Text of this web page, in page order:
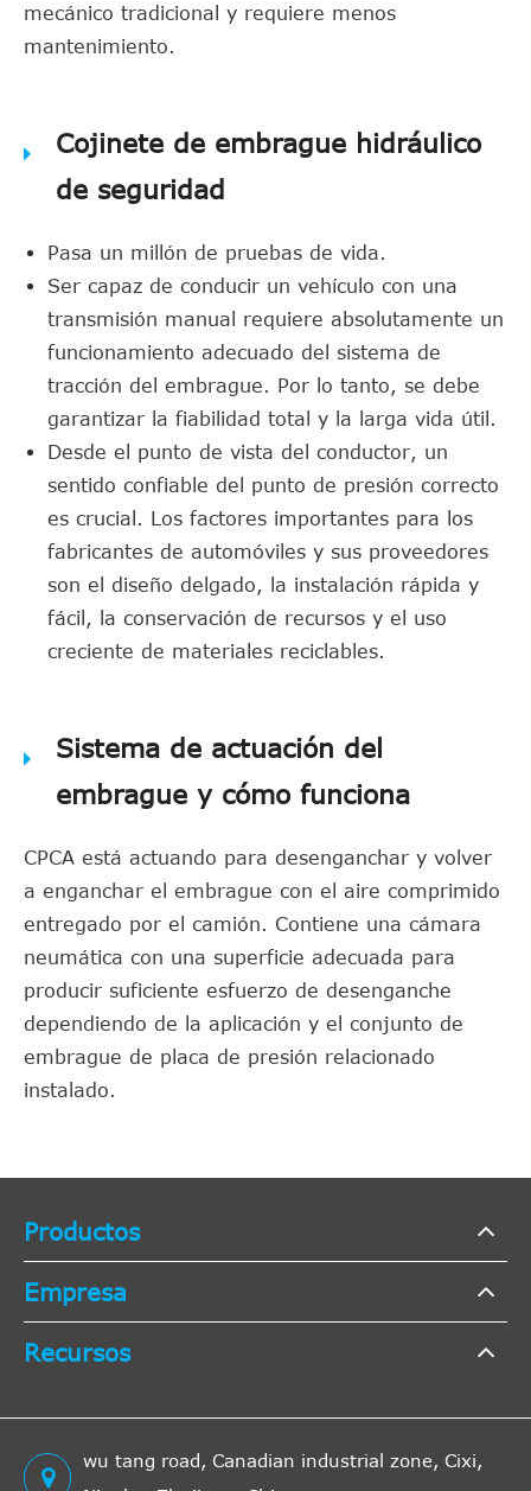
mecánico tradicional y requiere menos
mantenimiento.
Cojinete de embrague hidráulico
de seguridad
Pasa un millón de pruebas de vida.
Ser capaz de conducir un vehículo con una
transmisión manual requiere absolutamente un
funcionamiento adecuado del sistema de
tracción del embrague. Por lo tanto, se debe
garantizar la fiabilidad total y la larga vida útil.
Desde el punto de vista del conductor, un
sentido confiable del punto de presión correcto
es crucial. Los factores importantes para los
fabricantes de automóviles y sus proveedores
son el diseño delgado, la instalación rápida y
fácil, la conservación de recursos y el uso
creciente de materiales reciclables.
Sistema de actuación del
embrague y cómo funciona
CPCA está actuando para desenganchar y volver
a enganchar el embrague con el aire comprimido
entregado por el camión. Contiene una cámara
neumática con una superficie adecuada para
producir suficiente esfuerzo de desenganche
dependiendo de la aplicación y el conjunto de
embrague de placa de presión relacionado
instalado.
Productos
Empresa
Recursos
wu tang road, Canadian industrial zone, Cixi,